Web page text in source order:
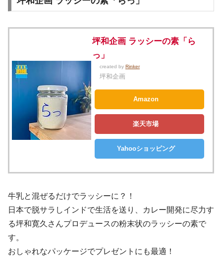
坪和企画 ラッシーの素「ら
っ」
created by Rinker
坪和企画
Amazon
楽天市場
Yahooショッピング
牛乳と混ぜるだけでラッシーに？！
日本で脱サラしインドで生活を送り、カレー開発に尽力す
る坪和寛久さんプロデュースの粉末状のラッシーの素で
す。
おしゃれなパッケージでプレゼントにも最適！